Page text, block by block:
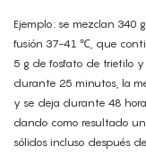
Ejemplo: se mezclan
fusión 37-41 ℃, que
5 g de fosfato de trietilo
durante 25 minutos, la
y se deja durante 48
dando como resultado
sólidos incluso después